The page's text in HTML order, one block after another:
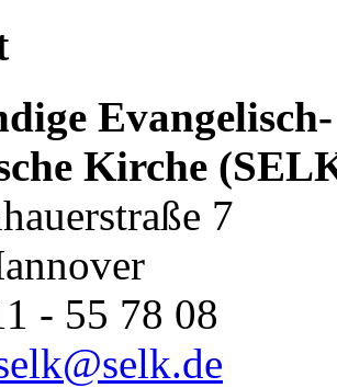
Evangelisch-
Kirche
7
- 55 78 08